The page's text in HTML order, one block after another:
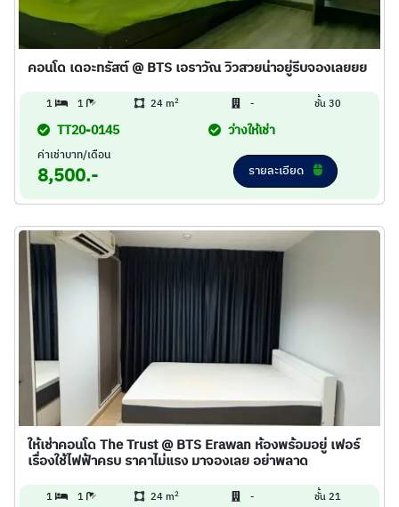
คอนโด เดอะทรัสต์ @ BTS เอราวัณ วิวสวยน่าอยู่รีบจองเลยยย
1 1 24 m2 - ชั้น 30
TT20-0145 ว่างให้เช่า
ค่าเช่าบาท/เดือน
8,500.- รายละเอียด
ให้เช่าคอนโด The Trust @ BTS Erawan ห้องพร้อมอยู่ เฟอร์
เรื่องใช้ไฟฟ้าครบ ราคาไม่แรง มาจองเลย อย่าพลาด
1 1 24 m2 - ชั้น 21